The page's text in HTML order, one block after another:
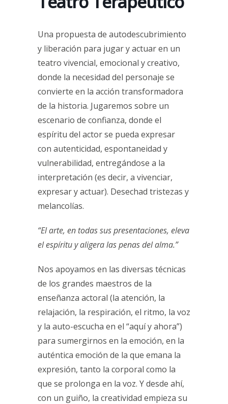
Una propuesta de autodescubrimiento
y liberación para jugar y actuar en un
teatro vivencial, emocional y creativo,
donde la necesidad del personaje se
convierte en la acción transformadora
de la historia. Jugaremos sobre un
escenario de confianza, donde el
espíritu del actor se pueda expresar
con autenticidad, espontaneidad y
vulnerabilidad, entregándose a la
interpretación (es decir, a vivenciar,
expresar y actuar). Desechad tristezas y
melancolías.
“El arte, en todas sus presentaciones, eleva
el espíritu y aligera las penas del alma.”
Nos apoyamos en las diversas técnicas
de los grandes maestros de la
enseñanza actoral (la atención, la
relajación, la respiración, el ritmo, la voz
y la auto-escucha en el “aquí y ahora”)
para sumergirnos en la emoción, en la
auténtica emoción de la que emana la
expresión, tanto la corporal como la
que se prolonga en la voz. Y desde ahí,
con un guiño, la creatividad empieza su